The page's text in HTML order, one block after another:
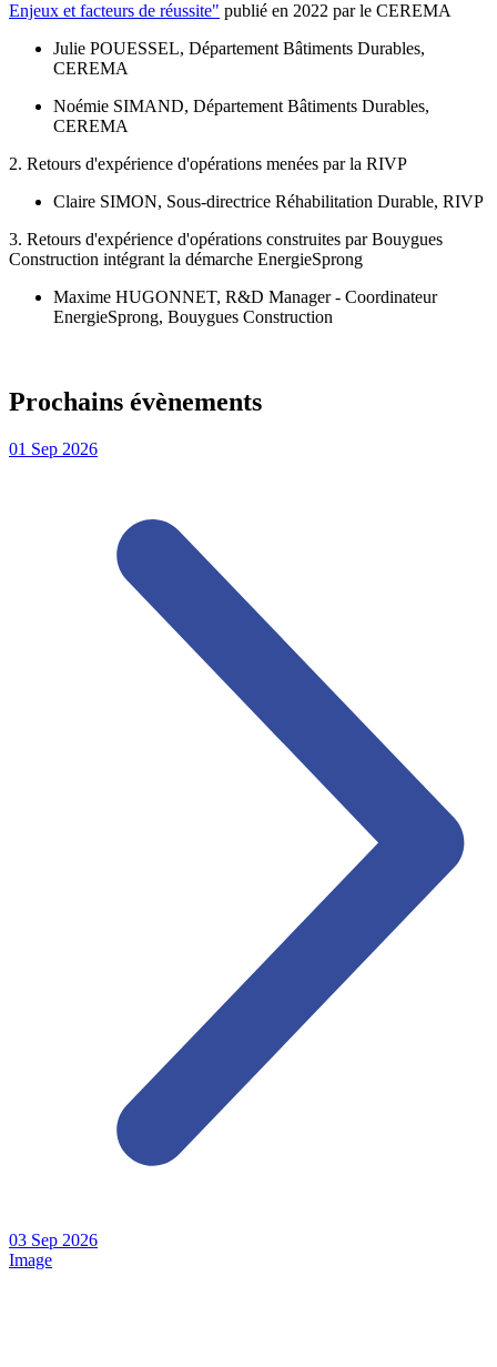
Enjeux et facteurs de réussite" publié en 2022 par le CEREMA
Julie POUESSEL, Département Bâtiments Durables,
CEREMA
Noémie SIMAND, Département Bâtiments Durables,
CEREMA
2. Retours d'expérience d'opérations menées par la RIVP
Claire SIMON, Sous-directrice Réhabilitation Durable, RIVP
3. Retours d'expérience d'opérations construites par Bouygues
Construction intégrant la démarche EnergieSprong
Maxime HUGONNET, R&D Manager - Coordinateur
EnergieSprong, Bouygues Construction
Prochains évènements
01 Sep 2026
03 Sep 2026
Image